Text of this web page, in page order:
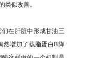
类似改善。
在肝脏中形成甘油三
然增加了载脂蛋白B降